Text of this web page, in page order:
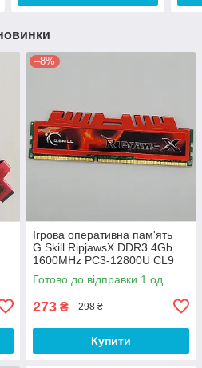
–8%
Ігрова оперативна пам'ять
G.Skill RipjawsX DDR3 4Gb
1600MHz PC3-12800U CL9
(F3-12800CL9Q-8GBXL) Б/В
Готово до відправки 1 од.
273 ₴ 298 ₴
Купити